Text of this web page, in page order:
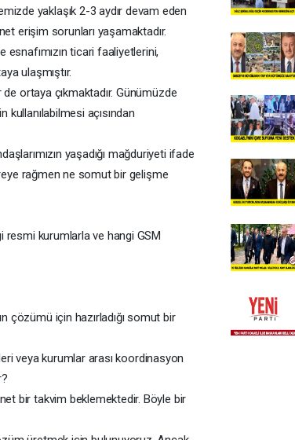
yaklaşık 2-3 aydır devam eden
erişim sorunları yaşamaktadır.
ticari faaliyetlerini,
ulaşmıştır.
ortaya çıkmaktadır. Günümüzde
kullanılabilmesi açısından
yaşadığı mağduriyeti ifade
rağmen ne somut bir gelişme
kurumlarla ve hangi GSM
çözümü için hazırladığı somut bir
veya kurumlar arası koordinasyon
bir takvim beklemektedir. Böyle bir